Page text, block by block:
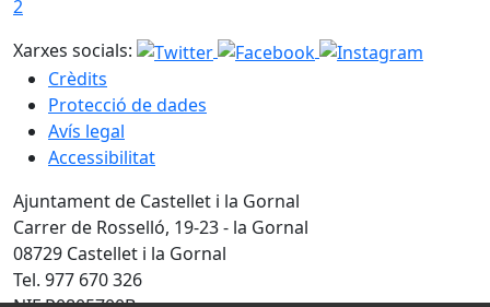
2
Xarxes socials:
Crèdits
Protecció de dades
Avís legal
Accessibilitat
Ajuntament de Castellet i la Gornal
Carrer de Rosselló, 19-23 - la Gornal
08729 Castellet i la Gornal
Tel. 977 670 326